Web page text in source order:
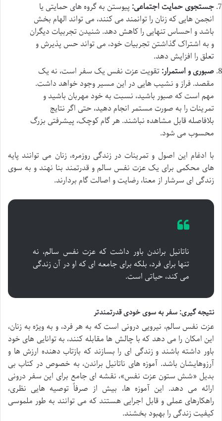
جستجوی حمایت اجتماعی: پیوستن به گروه های حمایتی یا
انجمن هایی که زنان را توانمند می کنند، می تواند الهام بخش
باشد و احساس تنهایی را کاهش دهد. شنیدن تجربیات دیگران
و به اشتراک گذاشتن تجربیات خود، می تواند حس پذیرش و
تعلق را افزایش دهد.
صبوری و استمرار:تقویت عزت نفس یک سفر است، نه یک
مقصد. فراز و نشیب هایی در این مسیر وجود خواهد داشت.
مهم است که صبور باشید، نسبت به خود مهربان باشید و
تمرینات را به صورت مستمر انجام دهید، حتی اگر نتایج
بلافاصله قابل مشاهده نباشند. هر گام کوچک، پیشرفتی بزرگ
محسوب می شود.
با ادغام این اصول و تمرینات در زندگی روزمره، زنان می توانند پایه
های محکمی برای یک عزت نفس سالم و قدرتمند بنا نهند و به سوی
زندگی ای سرشار از معنا، رضایت و اصالت گام بردارند.
ناتانیل براندن باور داشت که عزت نفس سالم، نه
تنها برای فرد، بلکه برای جامعه ای که او در آن زندگی
می کند، حیاتی است.
نتیجه گیری: سفر به سوی خودی قدرتمندتر
عزت نفس سالم، نیرویی درونی است که به هر فرد، و به ویژه به زنان،
این امکان را می دهد که با چالش ها مقابله کنند، به توانایی های خود
باور داشته باشند و زندگی ای را بسازند که بازتاب دهنده ارزش ها و
آرزوهایشان باشد. آموزه های ناتانیل براندن، به خصوص در کتاب بی
بدیل «شش ستون عزت نفس»، نقشه ای جامع برای این سفر درونی
ارائه می دهد. این آموزه ها، بیش از صرفاً توصیه هایی نظری،
راهکارهای عملی و قابل اجرایی هستند که می توانند به طور ملموسی
کیفیت زندگی را بهبود بخشند.